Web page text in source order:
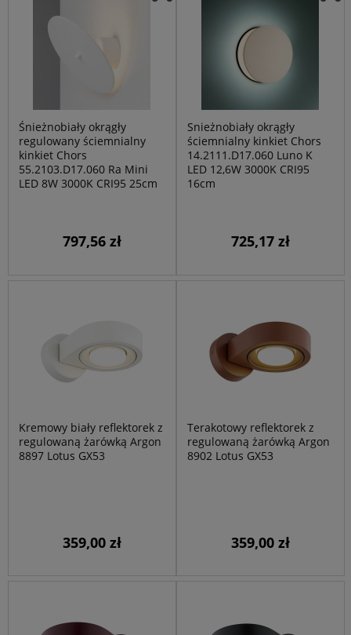
Śnieżnobiały okrągły
regulowany ściemnialny
kinkiet Chors
55.2103.D17.060 Ra Mini
LED 8W 3000K CRI95 25cm
797,56 zł
Snieżnobiały okrągły
ściemnialny kinkiet Chors
14.2111.D17.060 Luno K
LED 12,6W 3000K CRI95
16cm
725,17 zł
Kremowy biały reflektorek z
regulowaną żarówką Argon
8897 Lotus GX53
359,00 zł
Terakotowy reflektorek z
regulowaną żarówką Argon
8902 Lotus GX53
359,00 zł